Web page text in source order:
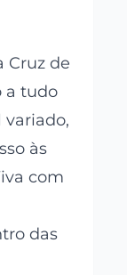
Cruz de
a tudo
variado,
às
com
das